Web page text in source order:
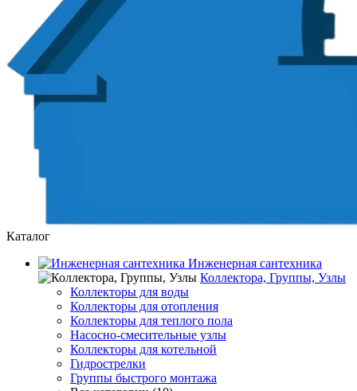
Каталог
Инженерная сантехника
Коллектора, Группы, Узлы
Коллекторы для воды
Коллекторы для отопления
Коллекторы для теплого пола
Насосно-смесительные узлы
Коллекторы для котельной
Гидрострелки
Группы быстрого монтажа